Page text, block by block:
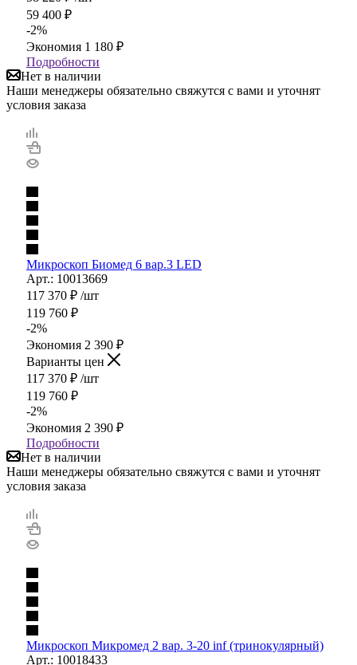
59 400 ₽
-2%
Экономия 1 180 ₽
Подробности
Нет в наличии
Наши менеджеры обязательно свяжутся с вами и уточнят
условия заказа
Микроскоп Биомед 6 вар.3 LED
Арт.: 10013669
117 370 ₽ /шт
119 760 ₽
-2%
Экономия 2 390 ₽
Варианты цен
117 370 ₽ /шт
119 760 ₽
-2%
Экономия 2 390 ₽
Подробности
Нет в наличии
Наши менеджеры обязательно свяжутся с вами и уточнят
условия заказа
Микроскоп Микромед 2 вар. 3-20 inf (тринокулярный)
Арт.: 10018433